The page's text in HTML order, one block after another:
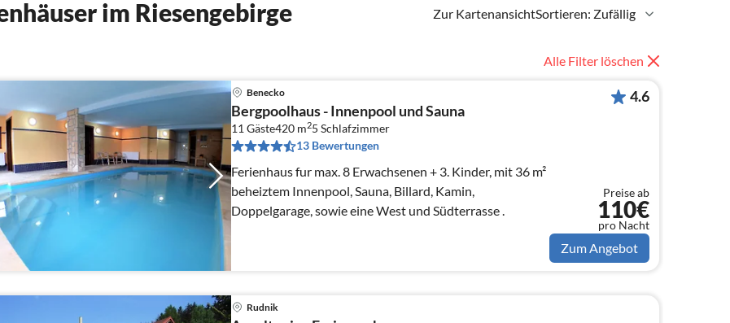
Zur KartenansichtSortieren: Zufällig
im Riesengebirge
Alle Filter löschen
Benecko
Bergpoolhaus - Innenpool und Sauna
11 Gäste420 m25 Schlafzimmer
13 Bewertungen
Ferienhaus fur max. 8 Erwachsenen + 3. Kinder, mit 36 m²
beheiztem Innenpool, Sauna, Billard, Kamin,
Doppelgarage, sowie eine West und Südterrasse .
4.6
Preise ab
110€
pro Nacht
Zum Angebot
Rudnik